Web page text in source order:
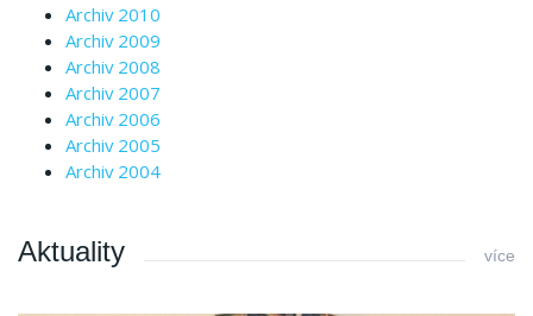
Archiv 2010
Archiv 2009
Archiv 2008
Archiv 2007
Archiv 2006
Archiv 2005
Archiv 2004
Aktuality více